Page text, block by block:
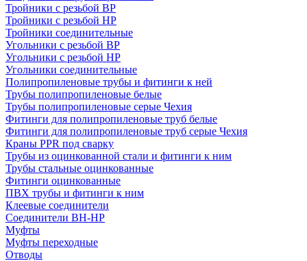
Тройники с резьбой ВР
Тройники с резьбой НР
Тройники соединительные
Угольники с резьбой ВР
Угольники с резьбой НР
Угольники соединительные
Полипропиленовые трубы и фитинги к ней
Трубы полипропиленовые белые
Трубы полипропиленовые серые Чехия
Фитинги для полипропиленовые труб белые
Фитинги для полипропиленовые труб серые Чехия
Краны PPR под сварку
Трубы из оцинкованной стали и фитинги к ним
Трубы стальные оцинкованные
Фитинги оцинкованные
ПВХ трубы и фитинги к ним
Клеевые соединители
Соединители ВН-НР
Муфты
Муфты переходные
Отводы